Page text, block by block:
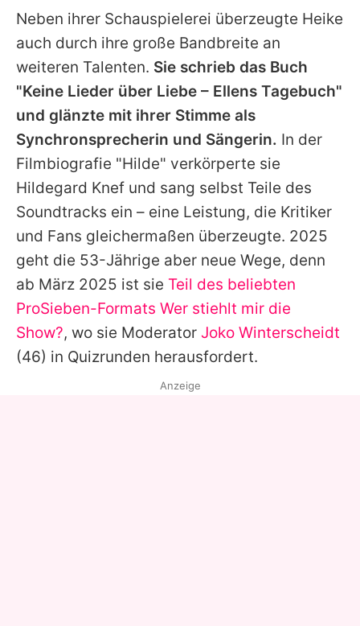
Neben ihrer Schauspielerei überzeugte Heike
auch durch ihre große Bandbreite an
weiteren Talenten. Sie schrieb das Buch
"Keine Lieder über Liebe – Ellens Tagebuch"
und glänzte mit ihrer Stimme als
Synchronsprecherin und Sängerin. In der
Filmbiografie "Hilde" verkörperte sie
Hildegard Knef und sang selbst Teile des
Soundtracks ein – eine Leistung, die Kritiker
und Fans gleichermaßen überzeugte. 2025
geht die 53-Jährige aber neue Wege, denn
ab März 2025 ist sie Teil des beliebten
ProSieben-Formats Wer stiehlt mir die
Show?, wo sie Moderator Joko Winterscheidt
(46) in Quizrunden herausfordert.
Anzeige